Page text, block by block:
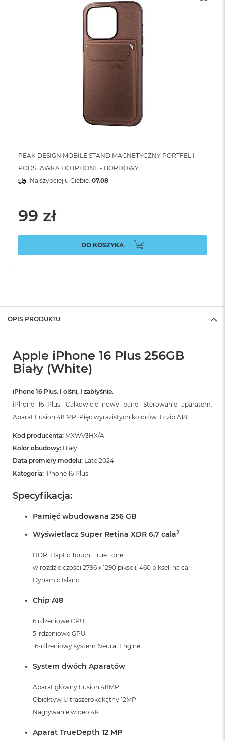
PEAK DESIGN MOBILE STAND MAGNETYCZNY PORTFEL I
PODSTAWKA DO IPHONE - BORDOWY
Najszybciej u Ciebie: 07.08
99 zł
DO KOSZYKA
OPIS PRODUKTU
Apple iPhone 16 Plus 256GB
Biały (White)
iPhone 16 Plus. I olśni, I zabłyśnie.
iPhone 16 Plus. Całkowicie nowy panel Sterowanie aparatem.
Aparat Fusion 48 MP. Pięć wyrazistych kolorów. I czip A18.
Kod producenta: MXWV3HX/A
Kolor obudowy: Biały
Data premiery modelu: Late 2024
Kategoria: iPhone 16 Plus
Specyfikacja:
Pamięć wbudowana 256 GB
Wyświetlacz Super Retina XDR 6,7 cala2
HDR, Haptic Touch, True Tone
w rozdzielczości 2796 x 1290 pikseli, 460 pikseli na cal
Dynamic Island
Chip A18
6 rdzeniowe CPU
5-rdzeniowe GPU
16-rdzeniowy system Neural Engine
System dwóch Aparatów
Aparat główny Fusion 48MP
Obiektyw Ultraszerokokątny 12MP
Nagrywanie wideo 4K
Aparat TrueDepth 12 MP